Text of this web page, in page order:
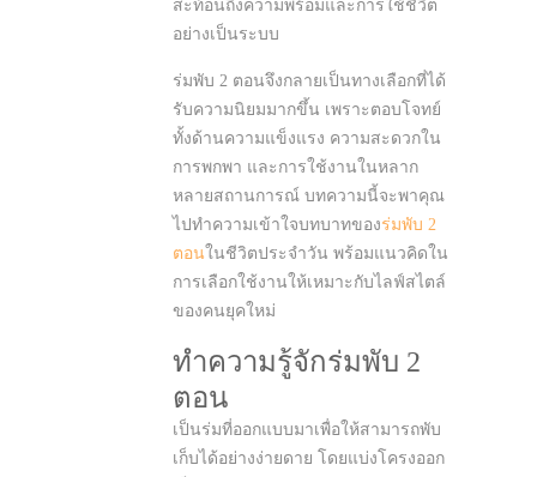
สะท้อนถึงความพร้อมและการใช้ชีวิต
อย่างเป็นระบบ
ร่มพับ 2 ตอนจึงกลายเป็นทางเลือกที่ได้
รับความนิยมมากขึ้น เพราะตอบโจทย์
ทั้งด้านความแข็งแรง ความสะดวกใน
การพกพา และการใช้งานในหลาก
หลายสถานการณ์ บทความนี้จะพาคุณ
ไปทำความเข้าใจบทบาทของร่มพับ 2
ตอนในชีวิตประจำวัน พร้อมแนวคิดใน
การเลือกใช้งานให้เหมาะกับไลฟ์สไตล์
ของคนยุคใหม่
ทำความรู้จักร่มพับ 2
ตอน
เป็นร่มที่ออกแบบมาเพื่อให้สามารถพับ
เก็บได้อย่างง่ายดาย โดยแบ่งโครงออก